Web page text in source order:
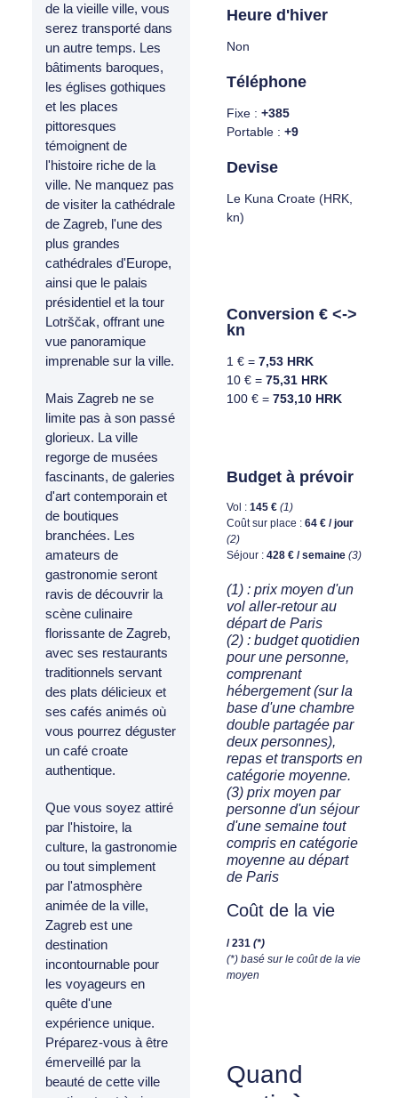
de la vieille ville, vous
serez transporté dans
un autre temps. Les
bâtiments baroques,
les églises gothiques
et les places
pittoresques
témoignent de
l'histoire riche de la
ville. Ne manquez pas
de visiter la cathédrale
de Zagreb, l'une des
plus grandes
cathédrales d'Europe,
ainsi que le palais
présidentiel et la tour
Lotrščak, offrant une
vue panoramique
imprenable sur la ville.
Mais Zagreb ne se
limite pas à son passé
glorieux. La ville
regorge de musées
fascinants, de galeries
d'art contemporain et
de boutiques
branchées. Les
amateurs de
gastronomie seront
ravis de découvrir la
scène culinaire
florissante de Zagreb,
avec ses restaurants
traditionnels servant
des plats délicieux et
ses cafés animés où
vous pourrez déguster
un café croate
authentique.
Que vous soyez attiré
par l'histoire, la
culture, la gastronomie
ou tout simplement
par l'atmosphère
animée de la ville,
Zagreb est une
destination
incontournable pour
les voyageurs en
quête d'une
expérience unique.
Préparez-vous à être
émerveillé par la
beauté de cette ville
Heure d'hiver
Non
Téléphone
Fixe : +385
Portable : +9
Devise
Le Kuna Croate (HRK,
kn)
Conversion € <->
kn
1 € = 7,53 HRK
10 € = 75,31 HRK
100 € = 753,10 HRK
Budget à prévoir
Vol : 145 € (1)
Coût sur place : 64 € / jour
(2)
Séjour : 428 € / semaine (3)
(1) : prix moyen d'un
vol aller-retour au
départ de Paris
(2) : budget quotidien
pour une personne,
comprenant
hébergement (sur la
base d'une chambre
double partagée par
deux personnes),
repas et transports en
catégorie moyenne.
(3) prix moyen par
personne d'un séjour
d'une semaine tout
compris en catégorie
moyenne au départ
de Paris
Coût de la vie
/ 231 (*)
(*) basé sur le coût de la vie
moyen
Quand